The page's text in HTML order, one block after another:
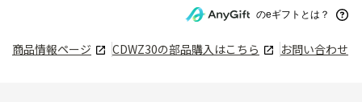
のeギフトとは？
商品情報ページ CDWZ30の部品購入はこちら お問い合わせ